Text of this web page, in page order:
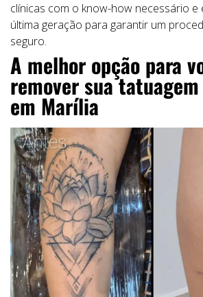
clínicas com o know-how necessário e
última geração para garantir um
seguro.
A melhor opção para
remover sua
em Marília